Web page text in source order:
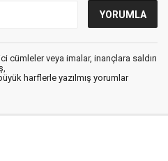
cümleler veya imalar, inançlara saldırı
harflerle yazılmış yorumlar